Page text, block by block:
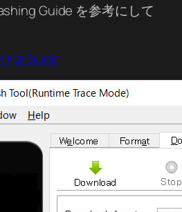
Guide を参考にして
Guide